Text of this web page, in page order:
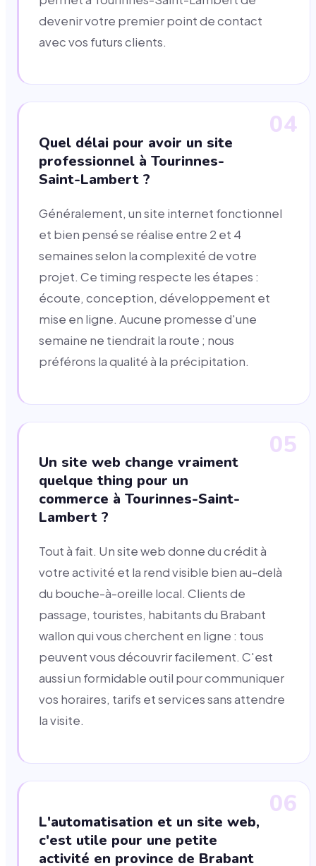
devenir votre premier point de contact
avec vos futurs clients.
04
Quel délai pour avoir un site
professionnel à Tourinnes-
Saint-Lambert ?
Généralement, un site internet fonctionnel
et bien pensé se réalise entre 2 et 4
semaines selon la complexité de votre
projet. Ce timing respecte les étapes :
écoute, conception, développement et
mise en ligne. Aucune promesse d'une
semaine ne tiendrait la route ; nous
préférons la qualité à la précipitation.
05
Un site web change vraiment
quelque thing pour un
commerce à Tourinnes-Saint-
Lambert ?
Tout à fait. Un site web donne du crédit à
votre activité et la rend visible bien au-delà
du bouche-à-oreille local. Clients de
passage, touristes, habitants du Brabant
wallon qui vous cherchent en ligne : tous
peuvent vous découvrir facilement. C'est
aussi un formidable outil pour communiquer
vos horaires, tarifs et services sans attendre
la visite.
06
L'automatisation et un site web,
c'est utile pour une petite
activité en province de Brabant